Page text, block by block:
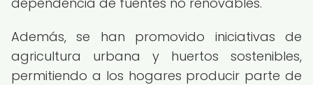
Además, se han promovido iniciativas de
agricultura urbana y huertos sostenibles,
permitiendo a los hogares producir parte de